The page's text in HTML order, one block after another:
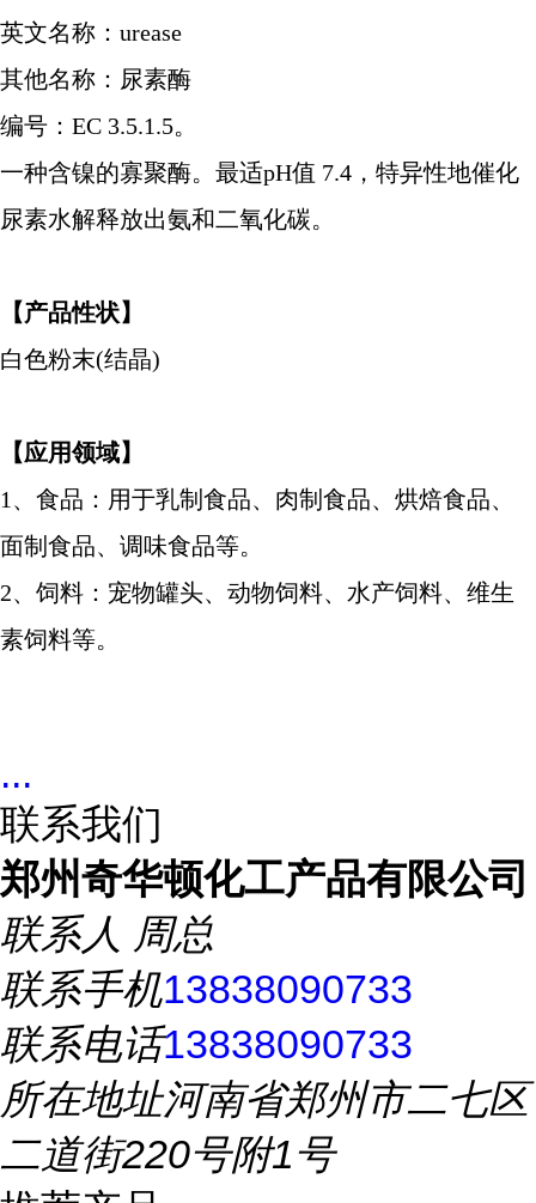
英文名称： urease
其他名称：尿素酶
编号： EC 3.5.1.5。
一种含镍的寡聚酶。最适pH值 7.4，特异性地催化
尿素水解释放出氨和二氧化碳。
【产品性状】
白色粉末(结晶)
【应用领域】
1、食品：用于乳制食品、肉制食品、烘焙食品、
面制食品、调味食品等。
2、饲料：宠物罐头、动物饲料、水产饲料、维生
素饲料等。
...
联系我们
郑州奇华顿化工产品有限公司
联系人 周总
联系手机13838090733
联系电话13838090733
所在地址河南省郑州市二七区
二道街220号附1号